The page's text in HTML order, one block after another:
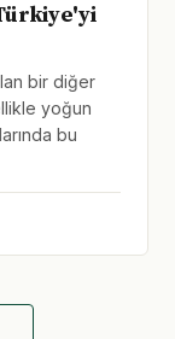
bir diğer
yoğun
bu